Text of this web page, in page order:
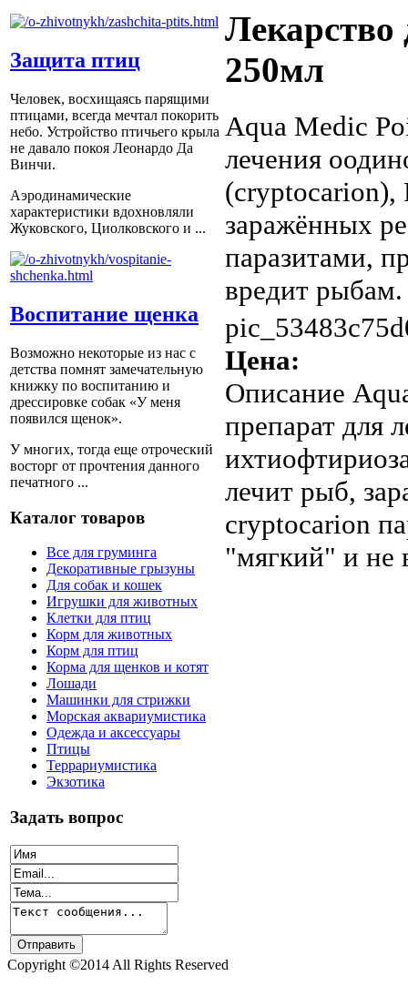
Защита птиц
Человек, восхищаясь парящими
птицами, всегда мечтал покорить
небо. Устройство птичьего крыла
не давало покоя Леонардо Да
Винчи.
Аэродинамические
характеристики вдохновляли
Жуковского, Циолковского и ...
Воспитание щенка
Возможно некоторые из нас с
детства помнят замечательную
книжку по воспитанию и
дрессировке собак «У меня
появился щенок».
У многих, тогда еще отроческий
восторг от прочтения данного
печатного ...
Каталог товаров
Все для груминга
Декоративные грызуны
Для собак и кошек
Игрушки для животных
Клетки для птиц
Корм для животных
Корм для птиц
Корма для щенков и котят
Лошади
Машинки для стрижки
Морская аквариумистика
Одежда и аксессуары
Птицы
Террариумистика
Экзотика
Задать вопрос
250мл
Aqua Medic
лечения
(cryptocarion),
заражённых
паразитами,
вредит рыбам.
Цена:
Описание
препарат для
лечит рыб,
cryptocarion
"мягкий" и не
Copyright ©2014 All Rights Reserved